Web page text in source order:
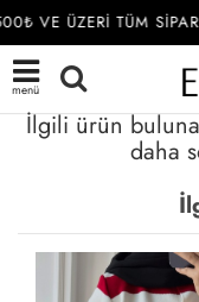
VE ÜZERİ TÜM
menü
İlgili ürün
daha